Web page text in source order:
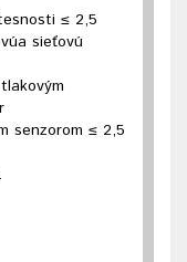
≤ 2,5
sieťovú
senzorom ≤ 2,5